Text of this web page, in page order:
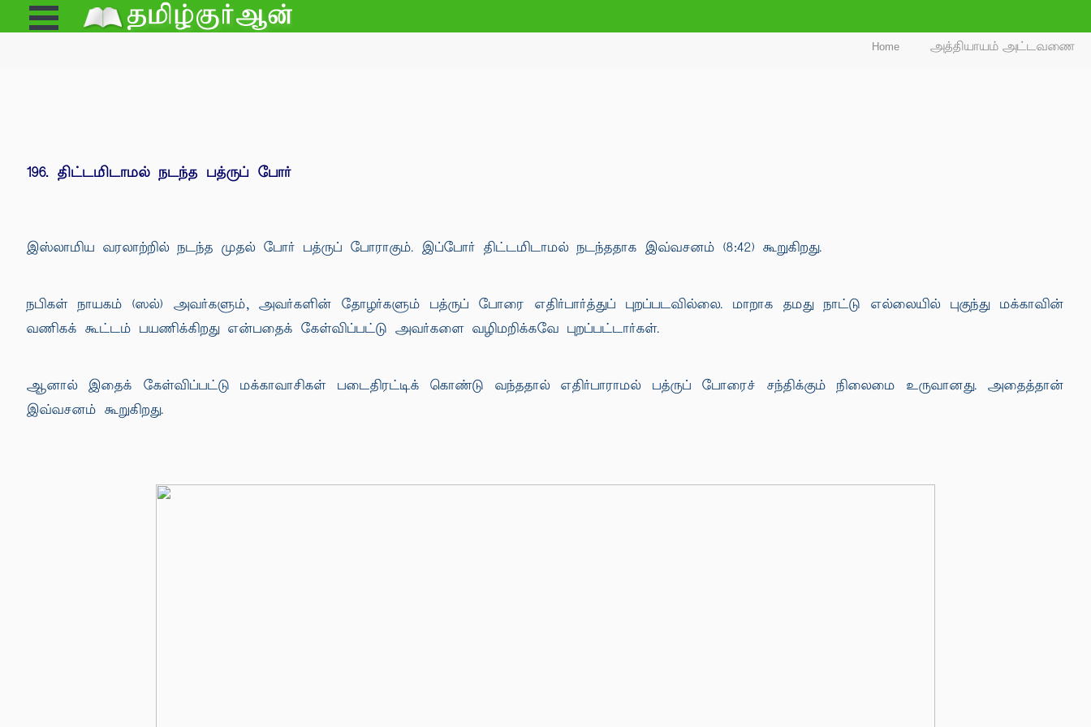
Open
Menu
Home அத்தியாயம் அட்டவணை
196. திட்டமிடாமல் நடந்த பத்ருப் போர்
இஸ்லாமிய வரலாற்றில் நடந்த முதல் போர் பத்ருப் போராகும். இப்போர் திட்டமிடாமல் நடந்ததாக இவ்வசனம் (8:42) கூறுகிறது.
நபிகள் நாயகம் (ஸல்) அவர்களும், அவர்களின் தோழர்களும் பத்ருப் போரை எதிர்பார்த்துப் புறப்படவில்லை. மாறாக தமது நாட்டு எல்லையில் புகுந்து மக்காவின்
வணிகக் கூட்டம் பயணிக்கிறது என்பதைக் கேள்விப்பட்டு அவர்களை வழிமறிக்கவே புறப்பட்டார்கள்.
ஆனால் இதைக் கேள்விப்பட்டு மக்காவாசிகள் படைதிரட்டிக் கொண்டு வந்ததால் எதிர்பாராமல் பத்ருப் போரைச் சந்திக்கும் நிலைமை உருவானது. அதைத்தான்
இவ்வசனம் கூறுகிறது.